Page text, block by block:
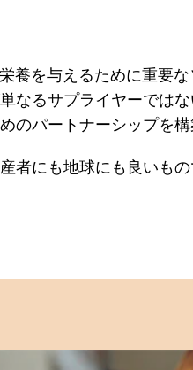
を与えるために重要な
なるサプライヤーでは
パートナーシップを構
にも地球にも良いもの